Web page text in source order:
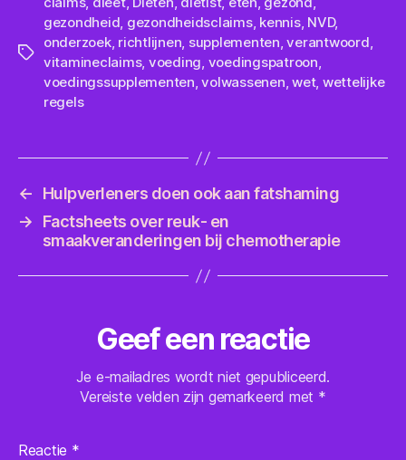
Tags
gezondheid, gezondheidsclaims, kennis, NVD,
onderzoek, richtlijnen, supplementen,verantwoord,
vitamineclaims, voeding, voedingspatroon,
voedingssupplementen,volwassenen,wet, wettelijke
regels
←
Hulpverleners doen ook aan fatshaming
→
Factsheets over reuk- en
smaakveranderingen bij chemotherapie
Geef een reactie
Je e-mailadres wordt niet gepubliceerd.
Vereiste velden zijn gemarkeerd met *
Reactie *